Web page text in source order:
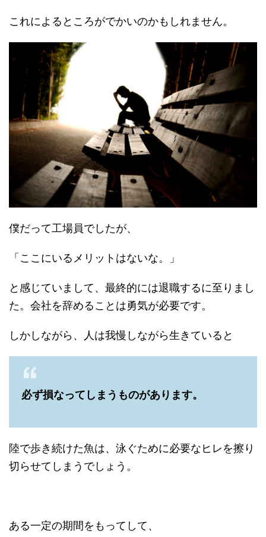
これによるところがでかいのかもしれません。
僕だって工場員でしたが、
「ここにいるメリットはないな。」
と感じていまして、最終的には退職するに至りまし
た。会社を辞めることは勇気が必要です。
しかしながら、人は我慢しながら生きていると
必ず損なってしまうものがあります。
陸で歩き続けた魚は、泳ぐために必要なヒレを擦り
切らせてしまうでしょう。
ある一定の期間をもってして、